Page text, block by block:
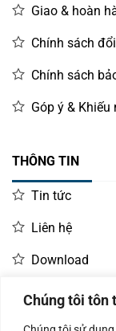
Chúng tôi tôn
Giao & hoàn
Chính sách
Chính sách
Góp ý & Khiếu
THÔNG TIN
Tin tức
Liên hệ
Download
LIÊN HỆ MUA